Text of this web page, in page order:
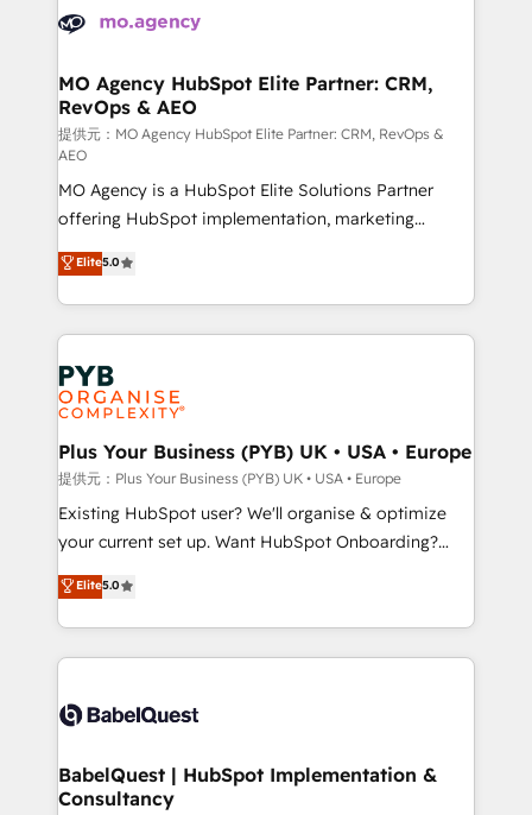
Accreditations. Based in Canada (coast to coast), our
services are offered in both English & French.
HubSpot journey, design and implement your
infrastructure to life. Our collaborative approach
keeps you in control whilst we plan and support the
route to your revenue goals. We have successfully
supported over 500 organisations with HubSpot
implementation, optimisation, training, and
adoption assurance. Our tried and tested Roadmap
methodology will ensure that you receive the best
deployment experience possible. Whether you are
new to HubSpot or seeking to turn around a poor
install, our team have the change management
expertise to deliver the solutions you need.
MO Agency HubSpot Elite Partner: CRM,
RevOps & AEO
提供元：MO Agency HubSpot Elite Partner: CRM, RevOps &
AEO
MO Agency is a HubSpot Elite Solutions Partner
offering HubSpot implementation, marketing
automation, CRM and RevOps consulting, data
architecture, sales enablement, lifecycle automation,
lead scoring and revenue reporting. HubSpot,
Salesforce and integrated enterprise stacks. Digital
Marketing, Answer Engine Optimisation, and
Generative Engine Optimisation (AI Search),
HubSpot Content Hub, WordPress development,
B2B SEO, paid media, and content. We work with
enterprise and growth-led companies across
technology, professional services, financial services
and industrial sectors. Offices in Johannesburg, Cape
implementations delivered. AI visibility coverage
across ChatGPT, Claude, Perplexity, Gemini and
Innovation HubSpot Impact Award - Platform
Migration Excellence HubSpot Impact Award -
professionals.
Elite5.0
Plus Your Business (PYB) UK • USA • Europe
提供元：Plus Your Business (PYB) UK • USA • Europe
Existing HubSpot user? We'll organise & optimize
your current set up. Want HubSpot Onboarding?
We'll customise your CRM & automate your business
processes. Welcome to our Profile! We can help
with... • CRM implementation, reports & workflows,
and team training • CRM migration: Salesforce,
Custom API integrations A little about us... • Boutique
for Sales Hub, Marketing Hub, Service Hub, Data
Hub and Website (CMS) • ISO/IEC 27001:2022, ISO
Elite5.0
BabelQuest | HubSpot Implementation &
Consultancy